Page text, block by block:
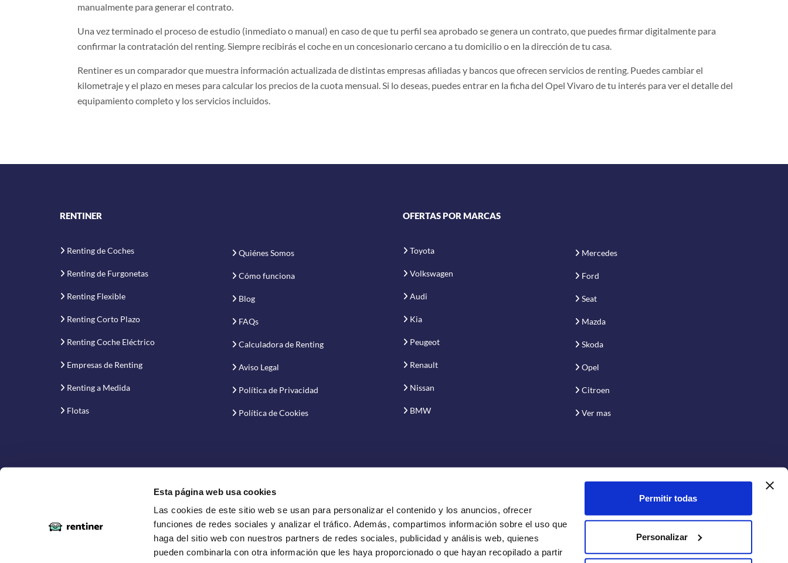
Esta página web usa cookies
Las cookies de este sitio web se usan para personalizar el contenido y los anuncios, ofrecer
funciones de redes sociales y analizar el tráfico. Además, compartimos información sobre el uso que
haga del sitio web con nuestros partners de redes sociales, publicidad y análisis web, quienes
pueden combinarla con otra información que les haya proporcionado o que hayan recopilado a partir
Permitir todas
Personalizar
manualmente para generar el contrato.
Una vez terminado el proceso de estudio (inmediato o manual) en caso de que tu perfil sea aprobado se genera un contrato, que puedes firmar digitalmente para
confirmar la contratación del renting. Siempre recibirás el coche en un concesionario cercano a tu domicilio o en la dirección de tu casa.
Rentiner es un comparador que muestra información actualizada de distintas empresas afiliadas y bancos que ofrecen servicios de renting. Puedes cambiar el
kilometraje y el plazo en meses para calcular los precios de la cuota mensual. Si lo deseas, puedes entrar en la ficha del Opel Vivaro de tu interés para ver el detalle del
equipamiento completo y los servicios incluidos.
RENTINER
Renting de Coches
Renting de Furgonetas
Renting Flexible
Renting Corto Plazo
Renting Coche Eléctrico
Empresas de Renting
Renting a Medida
Flotas
Quiénes Somos
Cómo funciona
Blog
FAQs
Calculadora de Renting
Aviso Legal
Política de Privacidad
Política de Cookies
OFERTAS POR MARCAS
Toyota
Volkswagen
Audi
Kia
Peugeot
Renault
Nissan
BMW
Mercedes
Ford
Seat
Mazda
Skoda
Opel
Citroen
Ver mas
Conecta con nosotros:
Proyecto financiado por la Empresa Nacional de Innovación S.A.